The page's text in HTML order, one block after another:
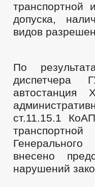
транспортной
допуска,
видов
По
диспетчера
ст.11.15.1
внесено
нарушений